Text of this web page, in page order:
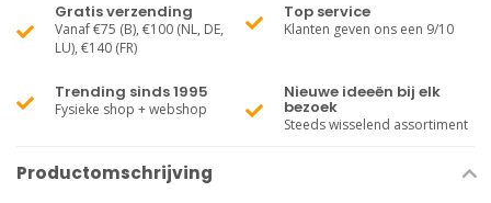
Gratis verzending
Vanaf €75 (B), €100 (NL, DE,
LU), €140 (FR)
Top service
Klanten geven ons een 9/10
Trending sinds 1995
Fysieke shop + webshop
Nieuwe ideeën bij elk
bezoek
Steeds wisselend assortiment
Productomschrijving